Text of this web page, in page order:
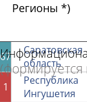
Регионы *)
67
Саратовская
область
1
Республика
Ингушетия